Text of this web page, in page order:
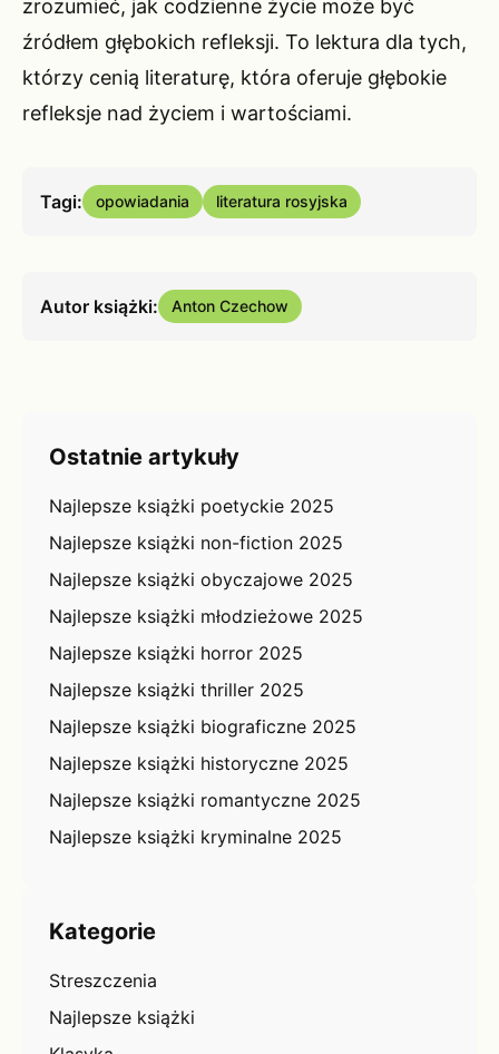
zrozumieć, jak codzienne życie może być
źródłem głębokich refleksji. To lektura dla tych,
którzy cenią literaturę, która oferuje głębokie
refleksje nad życiem i wartościami.
Tagi: opowiadania literatura rosyjska
Autor książki: Anton Czechow
Ostatnie artykuły
Najlepsze książki poetyckie 2025
Najlepsze książki non-fiction 2025
Najlepsze książki obyczajowe 2025
Najlepsze książki młodzieżowe 2025
Najlepsze książki horror 2025
Najlepsze książki thriller 2025
Najlepsze książki biograficzne 2025
Najlepsze książki historyczne 2025
Najlepsze książki romantyczne 2025
Najlepsze książki kryminalne 2025
Kategorie
Streszczenia
Najlepsze książki